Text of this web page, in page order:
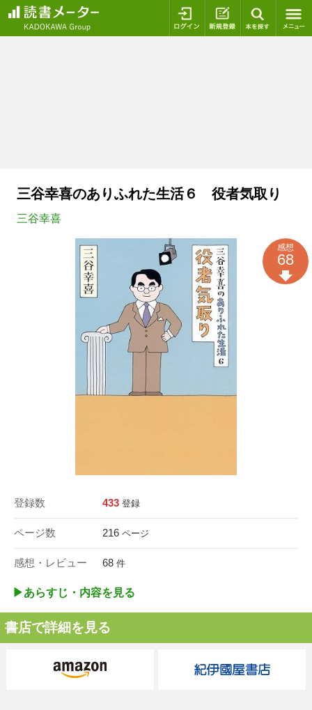
ログイン 新規登録
三谷幸喜のありふれた生活６ 役者気取り
三谷幸喜
登録数 433 登録
ページ数 216 ページ
感想・レビュー 68 件
感想
68
▶︎あらすじ・内容を見る
書店で詳細を見る